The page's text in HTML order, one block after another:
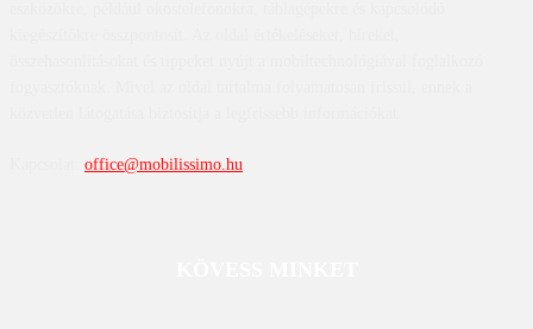
office@mobilissimo.hu